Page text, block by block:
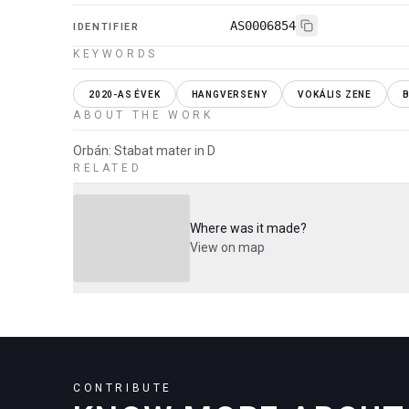
IDENTIFIER AS0006854
KEYWORDS
2020-AS ÉVEK HANGVERSENY VOKÁLIS ZENE
ABOUT THE WORK
Orbán: Stabat mater in D
RELATED
Where was it made?
View on map
CONTRIBUTE